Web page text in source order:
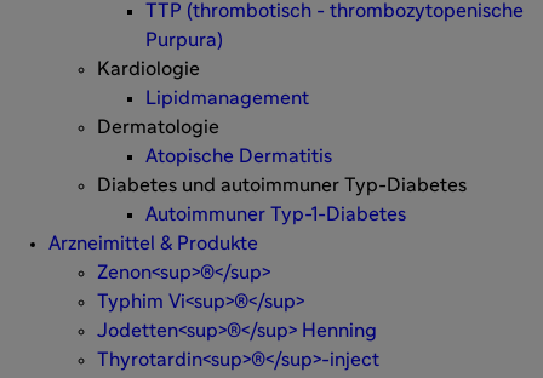
TTP (thrombotisch - thrombozytopenische
Purpura)
Kardiologie
Lipidmanagement
Dermatologie
Atopische Dermatitis
Diabetes und autoimmuner Typ-Diabetes
Autoimmuner Typ-1-Diabetes
Arzneimittel & Produkte
Zenon<sup>®</sup>
Typhim Vi<sup>®</sup>
Jodetten<sup>®</sup> Henning
Thyrotardin<sup>®</sup>-inject